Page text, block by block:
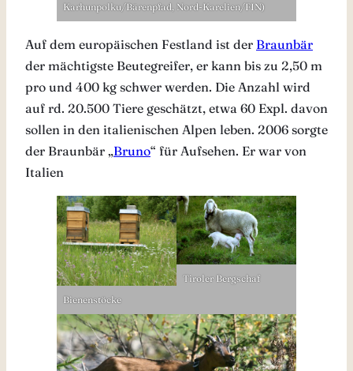
Karhunpolku/Bärenpfad, Nord-Karelien/FIN)
Auf dem europäischen Festland ist der Braunbär
der mächtigste Beutegreifer, er kann bis zu 2,50 m
pro und 400 kg schwer werden. Die Anzahl wird
auf rd. 20.500 Tiere geschätzt, etwa 60 Expl. davon
sollen in den italienischen Alpen leben. 2006 sorgte
der Braunbär „Bruno“ für Aufsehen. Er war von
Italien
Bienenstöcke
Tiroler Bergschaf